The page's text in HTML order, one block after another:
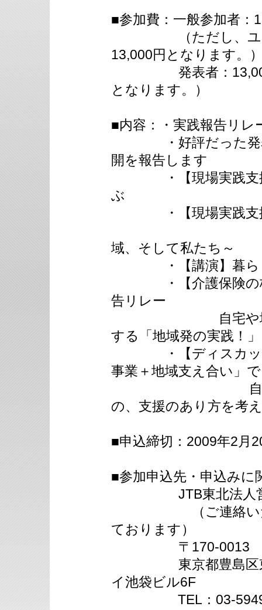
■参加費：一般参加者：
（ただし、ユニッ
13,000円となります。
発表者：13,000円
となります。）
■内容：・実践報告リレ
・好評だった発表
開を報告します
・【現場実践支援
ぶ
・【現場実践支援
域、そして私たち～
・【講演】暮らし
・【介護保険の枠
告リレー
自宅や地域で
する「地域発の実践！」
・【ディスカッシ
事業＋地域支え合い」
自宅や地域
の、支援のあり方を考
■申込締切：2009年2月
■参加申込先・申込み
JTB東北法人営業
（ご連絡いただ
ております）
〒170-0013
東京都豊島区東池
イ池袋ビル6F
TEL：03-5949-